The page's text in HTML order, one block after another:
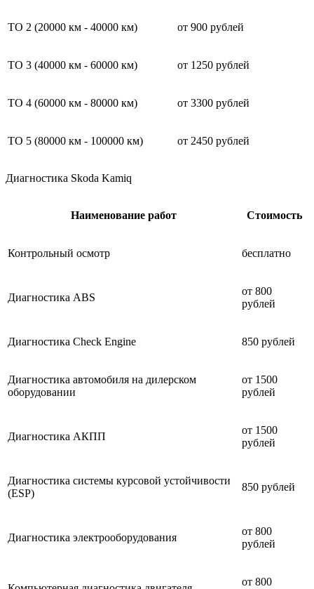
ТО 2 (20000 км - 40000 км) от 900 рублей
ТО 3 (40000 км - 60000 км) от 1250 рублей
ТО 4 (60000 км - 80000 км) от 3300 рублей
ТО 5 (80000 км - 100000 км) от 2450 рублей
Диагностика Skoda Kamiq
Наименование работ Стоимость
Контрольный осмотр бесплатно
Диагностика ABS
от 800
рублей
Диагностика Check Engine 850 рублей
Диагностика автомобиля на дилерском
оборудовании
от 1500
рублей
Диагностика АКПП
от 1500
рублей
Диагностика системы курсовой устойчивости
(ESP)
850 рублей
Диагностика электрооборудования
от 800
рублей
от 800